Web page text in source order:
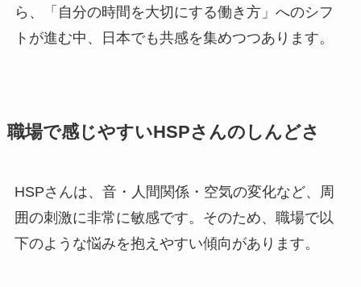
ら、「自分の時間を大切にする働き方」へのシフ
トが進む中、日本でも共感を集めつつあります。
職場で感じやすいHSPさんのしんどさ
HSPさんは、音・人間関係・空気の変化など、周
囲の刺激に非常に敏感です。そのため、職場で以
下のような悩みを抱えやすい傾向があります。